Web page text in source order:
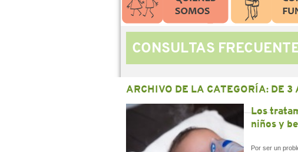
CONSULTAS
ARCHIVO DE LA CATEGORÍA: DE 3
Los
niños y
Por ser un